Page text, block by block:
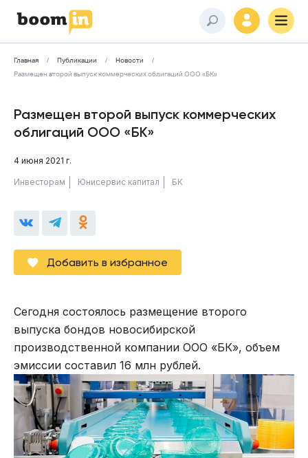
Главная Публикации
Новости
Размещен второй выпуск коммерческих облигаций ООО «БК»
Размещен второй выпуск коммерческих
облигаций ООО «БК»
4 июня 2021 г.
Инвесторам Юнисервис капитал БК
Добавить в избранное
Сегодня состоялось размещение второго
выпуска бондов новосибирской
производственной компании ООО «БК», объем
эмиссии составил 16 млн рублей.